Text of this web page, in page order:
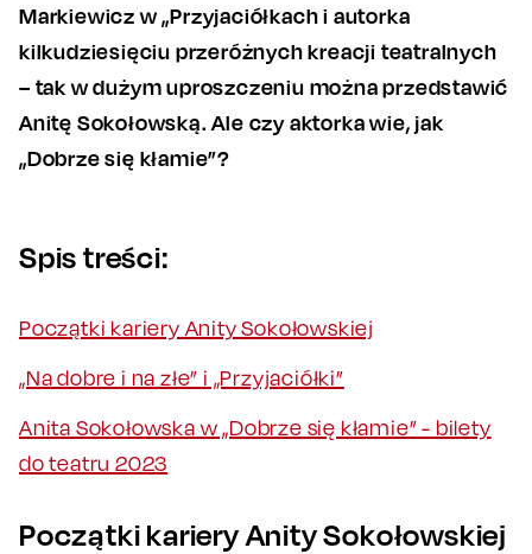
Markiewicz w „Przyjaciółkach i autorka
kilkudziesięciu przeróżnych kreacji teatralnych
– tak w dużym uproszczeniu można przedstawić
Anitę Sokołowską. Ale czy aktorka wie, jak
„Dobrze się kłamie”?
Spis treści:
Początki kariery Anity Sokołowskiej
„Na dobre i na złe” i „Przyjaciółki”
Anita Sokołowska w „Dobrze się kłamie” - bilety
do teatru 2023
Początki kariery Anity Sokołowskiej